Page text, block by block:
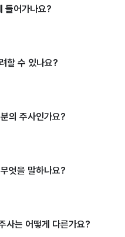
들어가나요?
할 수 있나요?
의 주사인가요?
엇을 말하나요?
사는 어떻게 다른가요?